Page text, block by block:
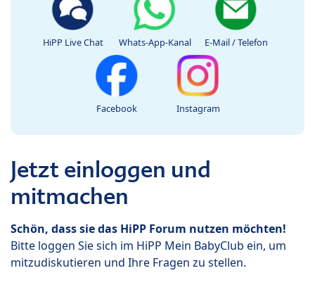
HiPP Live Chat Whats-App-Kanal E-Mail / Telefon
Facebook Instagram
Jetzt einloggen und
mitmachen
Schön, dass sie das HiPP Forum nutzen möchten!
Bitte loggen Sie sich im HiPP Mein BabyClub ein, um
mitzudiskutieren und Ihre Fragen zu stellen.